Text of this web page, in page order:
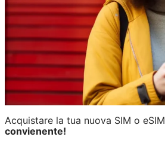
Acquistare la tua nuova SIM o eSIM
convienente!